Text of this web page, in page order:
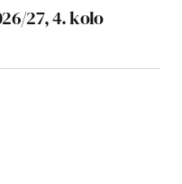
27, 4. kolo